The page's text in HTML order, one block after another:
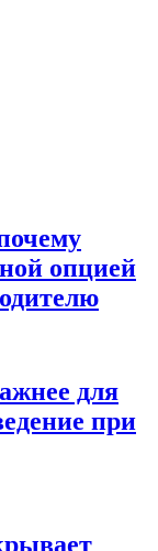
опцией
для
при